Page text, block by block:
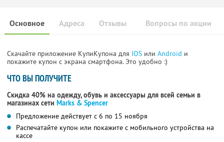
Основное Отзывы Вопросы по акции
Адреса
Скачайте приложение КупиКупона для IOS или Android и
покажите купон с экрана смартфона. Это удобно :)
ЧТО ВЫ ПОЛУЧИТЕ
Скидка 40% на одежду, обувь и аксессуары для всей семьи в
магазинах сети Marks & Spencer
Предложение действует с 6 по 15 ноября
Распечатайте купон или покажите с мобильного устройства на
кассе